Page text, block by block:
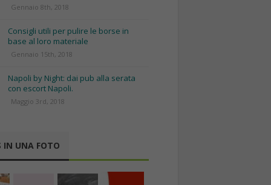
Gennaio 8th, 2018
Consigli utili per pulire le borse in
base al loro materiale
Gennaio 15th, 2018
Napoli by Night: dai pub alla serata
con escort Napoli.
Maggio 3rd, 2018
IN UNA FOTO